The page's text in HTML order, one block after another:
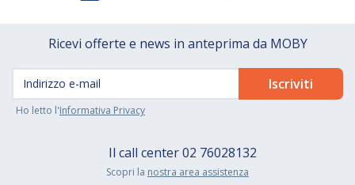
Ricevi offerte e news in anteprima da MOBY
Ho letto l'Informativa Privacy
Il call center02 76028132
Scopri la nostra area assistenza